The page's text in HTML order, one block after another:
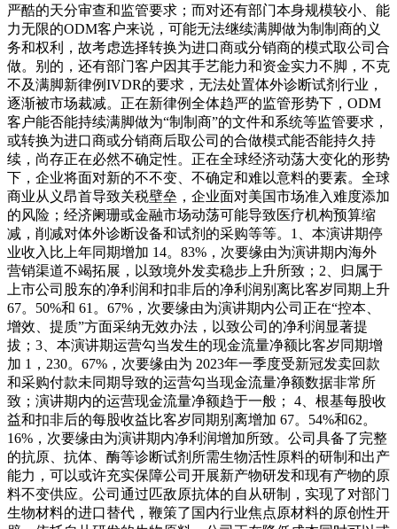
严酷的天分审查和监管要求；而对还有部门本身规模较小、能
力无限的ODM客户来说，可能无法继续满脚做为制制商的义
务和权利，故考虑选择转换为进口商或分销商的模式取公司合
做。别的，还有部门客户因其手艺能力和资金实力不脚，不克
不及满脚新律例IVDR的要求，无法处置体外诊断试剂行业，
逐渐被市场裁减。正在新律例全体趋严的监管形势下，ODM
客户能否能持续满脚做为“制制商”的文件和系统等监管要求，
或转换为进口商或分销商后取公司的合做模式能否能持久持
续，尚存正在必然不确定性。正在全球经济动荡大变化的形势
下，企业将面对新的不不变、不确定和难以意料的要素。全球
商业从义昂首导致关税壁垒，企业面对美国市场准入难度添加
的风险；经济阑珊或金融市场动荡可能导致医疗机构预算缩
减，削减对体外诊断设备和试剂的采购等等。1、本演讲期停
业收入比上年同期增加 14。83%，次要缘由为演讲期内海外
营销渠道不竭拓展，以致境外发卖稳步上升所致；2、归属于
上市公司股东的净利润和扣非后的净利润别离比客岁同期上升
67。50%和 61。67%，次要缘由为演讲期内公司正在“控本、
增效、提质”方面采纳无效办法，以致公司的净利润显著提
拔；3、本演讲期运营勾当发生的现金流量净额比客岁同期增
加 1，230。67%，次要缘由为 2023年一季度受新冠发卖回款
和采购付款未同期导致的运营勾当现金流量净额数据非常所
致；演讲期内的运营现金流量净额趋于一般； 4、根基每股收
益和扣非后的每股收益比客岁同期别离增加 67。54%和62。
16%，次要缘由为演讲期内净利润增加所致。公司具备了完整
的抗原、抗体、酶等诊断试剂所需生物活性原料的研制和出产
能力，可以或许充实保障公司开展新产物研发和现有产物的原
料不变供应。公司通过匹敌原抗体的自从研制，实现了对部门
生物材料的进口替代，鞭策了国内行业焦点原材料的原创性开